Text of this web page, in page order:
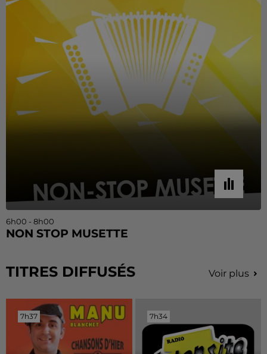
6h00 - 8h00
NON STOP MUSETTE
TITRES DIFFUSÉS Voir plus
7h37
7h37 7h34
7h34